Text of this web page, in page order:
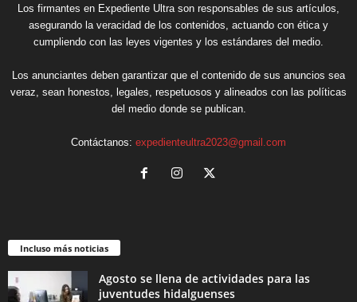
Los firmantes en Expediente Ultra son responsables de sus artículos,
asegurando la veracidad de los contenidos, actuando con ética y
cumpliendo con las leyes vigentes y los estándares del medio.
Los anunciantes deben garantizar que el contenido de sus anuncios sea
veraz, sean honestos, legales, respetuosos y alineados con las políticas
del medio donde se publican.
Contáctanos: expedienteultra2023@gmail.com
Incluso más noticias
Agosto se llena de actividades para las
juventudes hidalguenses